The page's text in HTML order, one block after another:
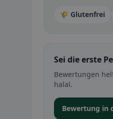
🌾 Glutenfrei
Sei die erste
Bewertungen
halal.
Bewertung in